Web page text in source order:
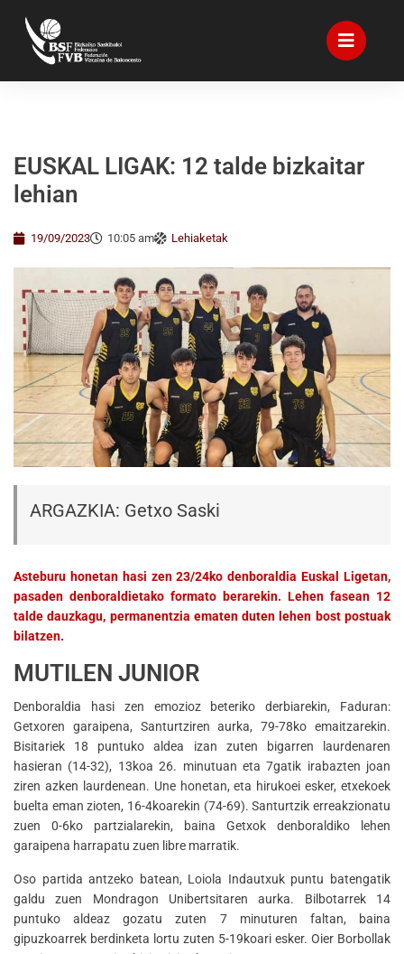
EUSKAL LIGAK: 12 talde bizkaitar
lehian
19/09/2023 10:05 am Lehiaketak
ARGAZKIA: Getxo Saski
Asteburu honetan hasi zen 23/24ko denboraldia Euskal Ligetan,
pasaden denboraldietako formato berarekin. Lehen fasean 12
talde dauzkagu, permanentzia ematen duten lehen bost postuak
bilatzen.
MUTILEN JUNIOR
Denboraldia hasi zen emozioz beteriko derbiarekin, Faduran:
Getxoren garaipena, Santurtziren aurka, 79-78ko emaitzarekin.
Bisitariek 18 puntuko aldea izan zuten bigarren laurdenaren
hasieran (14-32), 13koa 26. minutuan eta 7gatik irabazten joan
ziren azken laurdenean. Une honetan, eta hirukoei esker, etxekoek
buelta eman zioten, 16-4koarekin (74-69). Santurtzik erreakzionatu
zuen 0-6ko partzialarekin, baina Getxok denboraldiko lehen
garaipena harrapatu zuen libre marratik.
Oso partida antzeko batean, Loiola Indautxuk puntu batengatik
galdu zuen Mondragon Unibertsitaren aurka. Bilbotarrek 14
puntuko aldeaz gozatu zuten 7 minuturen faltan, baina
gipuzkoarrek berdinketa lortu zuten 5-19koari esker. Oier Borbollak